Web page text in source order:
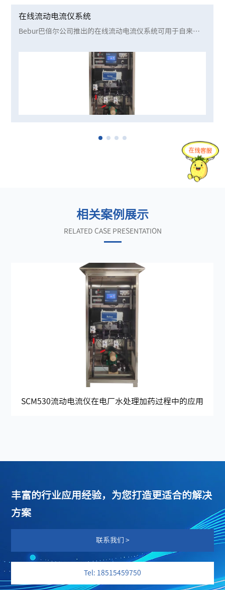
在线流动电流仪系统
Bebur巴倍尔公司推出的在线流动电流仪系统可用于自来水
等过程工艺的自动控制中，它可测控经化学处理后的水样，
水样中的带电离子或胶体颗粒会在SCD仪取样室内的两个电
极之间产生电流。此电流的大小决定于混凝后仍留在水中的
正(或负)离子的净余量，因而流动电流值可间接反映混凝效
相关案例展示
RELATED CASE PRESENTATION
SCM530流动电流仪在电厂水处理加药过程中的应用
丰富的行业应用经验，为您打造更适合的解决
方案
联系我们 >
Tel: 18515459750